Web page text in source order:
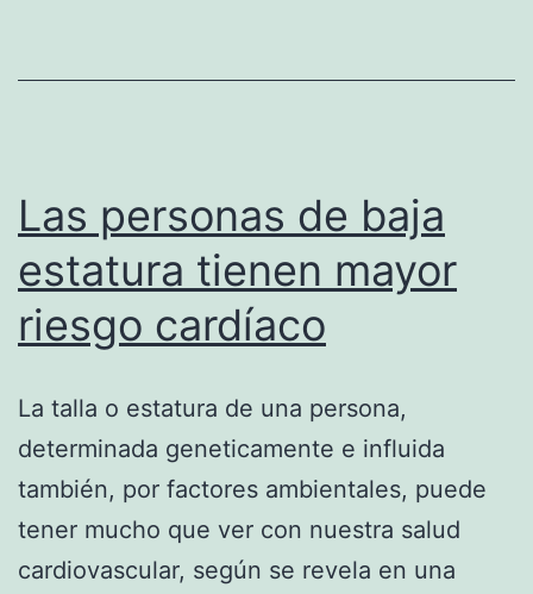
el
Las personas de baja
estatura tienen mayor
riesgo cardíaco
La talla o estatura de una persona,
determinada geneticamente e influida
también, por factores ambientales, puede
tener mucho que ver con nuestra salud
cardiovascular, según se revela en una